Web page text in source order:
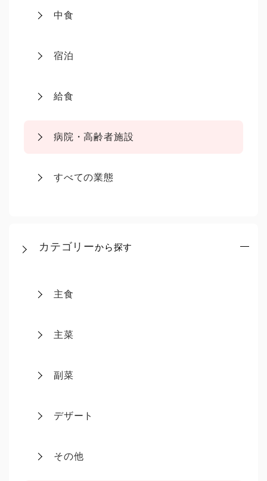
中食
宿泊
給食
病院・高齢者施設
すべての業態
カテゴリーから探す
主食
主菜
副菜
デザート
その他